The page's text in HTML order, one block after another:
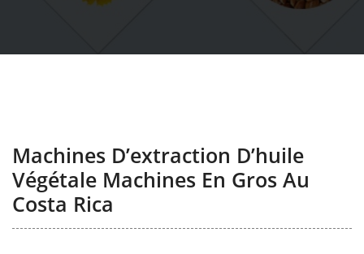
Machines D’extraction D’huile
Végétale Machines En Gros Au
Costa Rica